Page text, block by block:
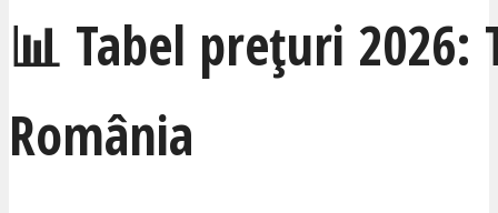
📊 Tabel prețuri 2026:
România